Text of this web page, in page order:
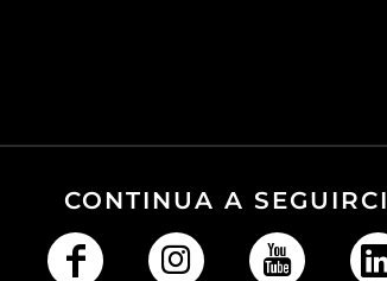
CONTINUA A SEGUIRCI